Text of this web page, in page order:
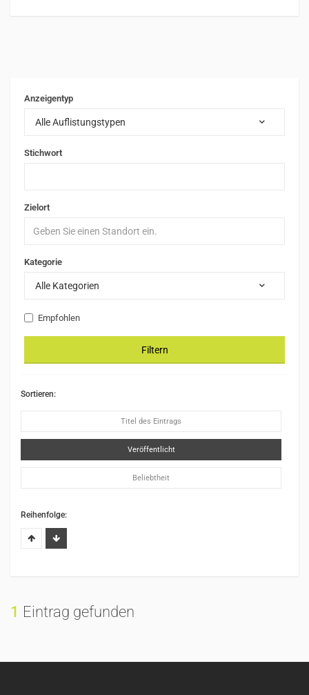
Anzeigentyp
Alle Auflistungstypen
Stichwort
Zielort
Kategorie
Alle Kategorien
Empfohlen
Filtern
Sortieren:
Titel des Eintrags
Veröffentlicht
Beliebtheit
Reihenfolge:
1 Eintrag gefunden